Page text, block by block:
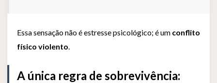
Essa sensação não é estresse psicológico; é um conflito
físico violento
A única regra de sobrevivência: